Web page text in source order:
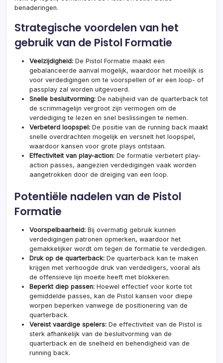
benaderingen.
Strategische voordelen van het
gebruik van de Pistol Formatie
Veelzijdigheid: De Pistol Formatie maakt een
gebalanceerde aanval mogelijk, waardoor het moeilijk is
voor verdedigingen om te voorspellen of er een loop- of
passplay zal worden uitgevoerd.
Snelle besluitvorming: De nabijheid van de quarterback tot
de scrimmagelijn vergroot zijn vermogen om de
verdediging te lezen en snel beslissingen te nemen.
Verbeterd loopspel: De positie van de running back maakt
snelle overdrachten mogelijk en versnelt het loopspel,
waardoor kansen voor grote plays ontstaan.
Effectiviteit van play-action: De formatie verbetert play-
action passes, aangezien verdedigingen vaak worden
aangetrokken door de dreiging van een loop.
Potentiële nadelen van de Pistol
Formatie
Voorspelbaarheid: Bij overmatig gebruik kunnen
verdedigingen patronen opmerken, waardoor het
gemakkelijker wordt om tegen de formatie te verdedigen.
Druk op de quarterback: De quarterback kan te maken
krijgen met verhoogde druk van verdedigers, vooral als
de offensieve lijn moeite heeft met blokkeren.
Beperkt diep passen: Hoewel effectief voor korte tot
gemiddelde passes, kan de Pistol kansen voor diepe
worpen beperken vanwege de positionering van de
quarterback.
Vereist vaardige spelers: De effectiviteit van de Pistol is
sterk afhankelijk van de besluitvorming van de
quarterback en de snelheid en behendigheid van de
running back.